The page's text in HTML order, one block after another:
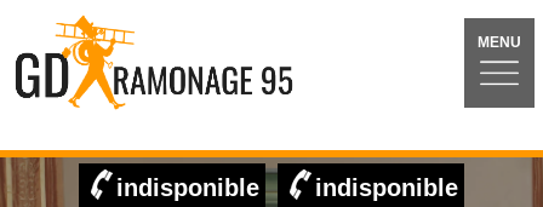
MENU
indisponible indisponible